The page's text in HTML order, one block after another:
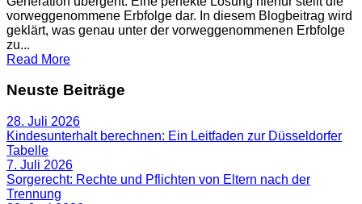
vorweggenommene Erbfolge dar. In diesem Blogbeitrag wird
geklärt, was genau unter der vorweggenommenen Erbfolge
zu...
Read More
Neuste Beiträge
28. Juli 2026
Kindesunterhalt berechnen: Ein Leitfaden zur Düsseldorfer
Tabelle
7. Juli 2026
Sorgerecht: Rechte und Pflichten von Eltern nach der
Trennung